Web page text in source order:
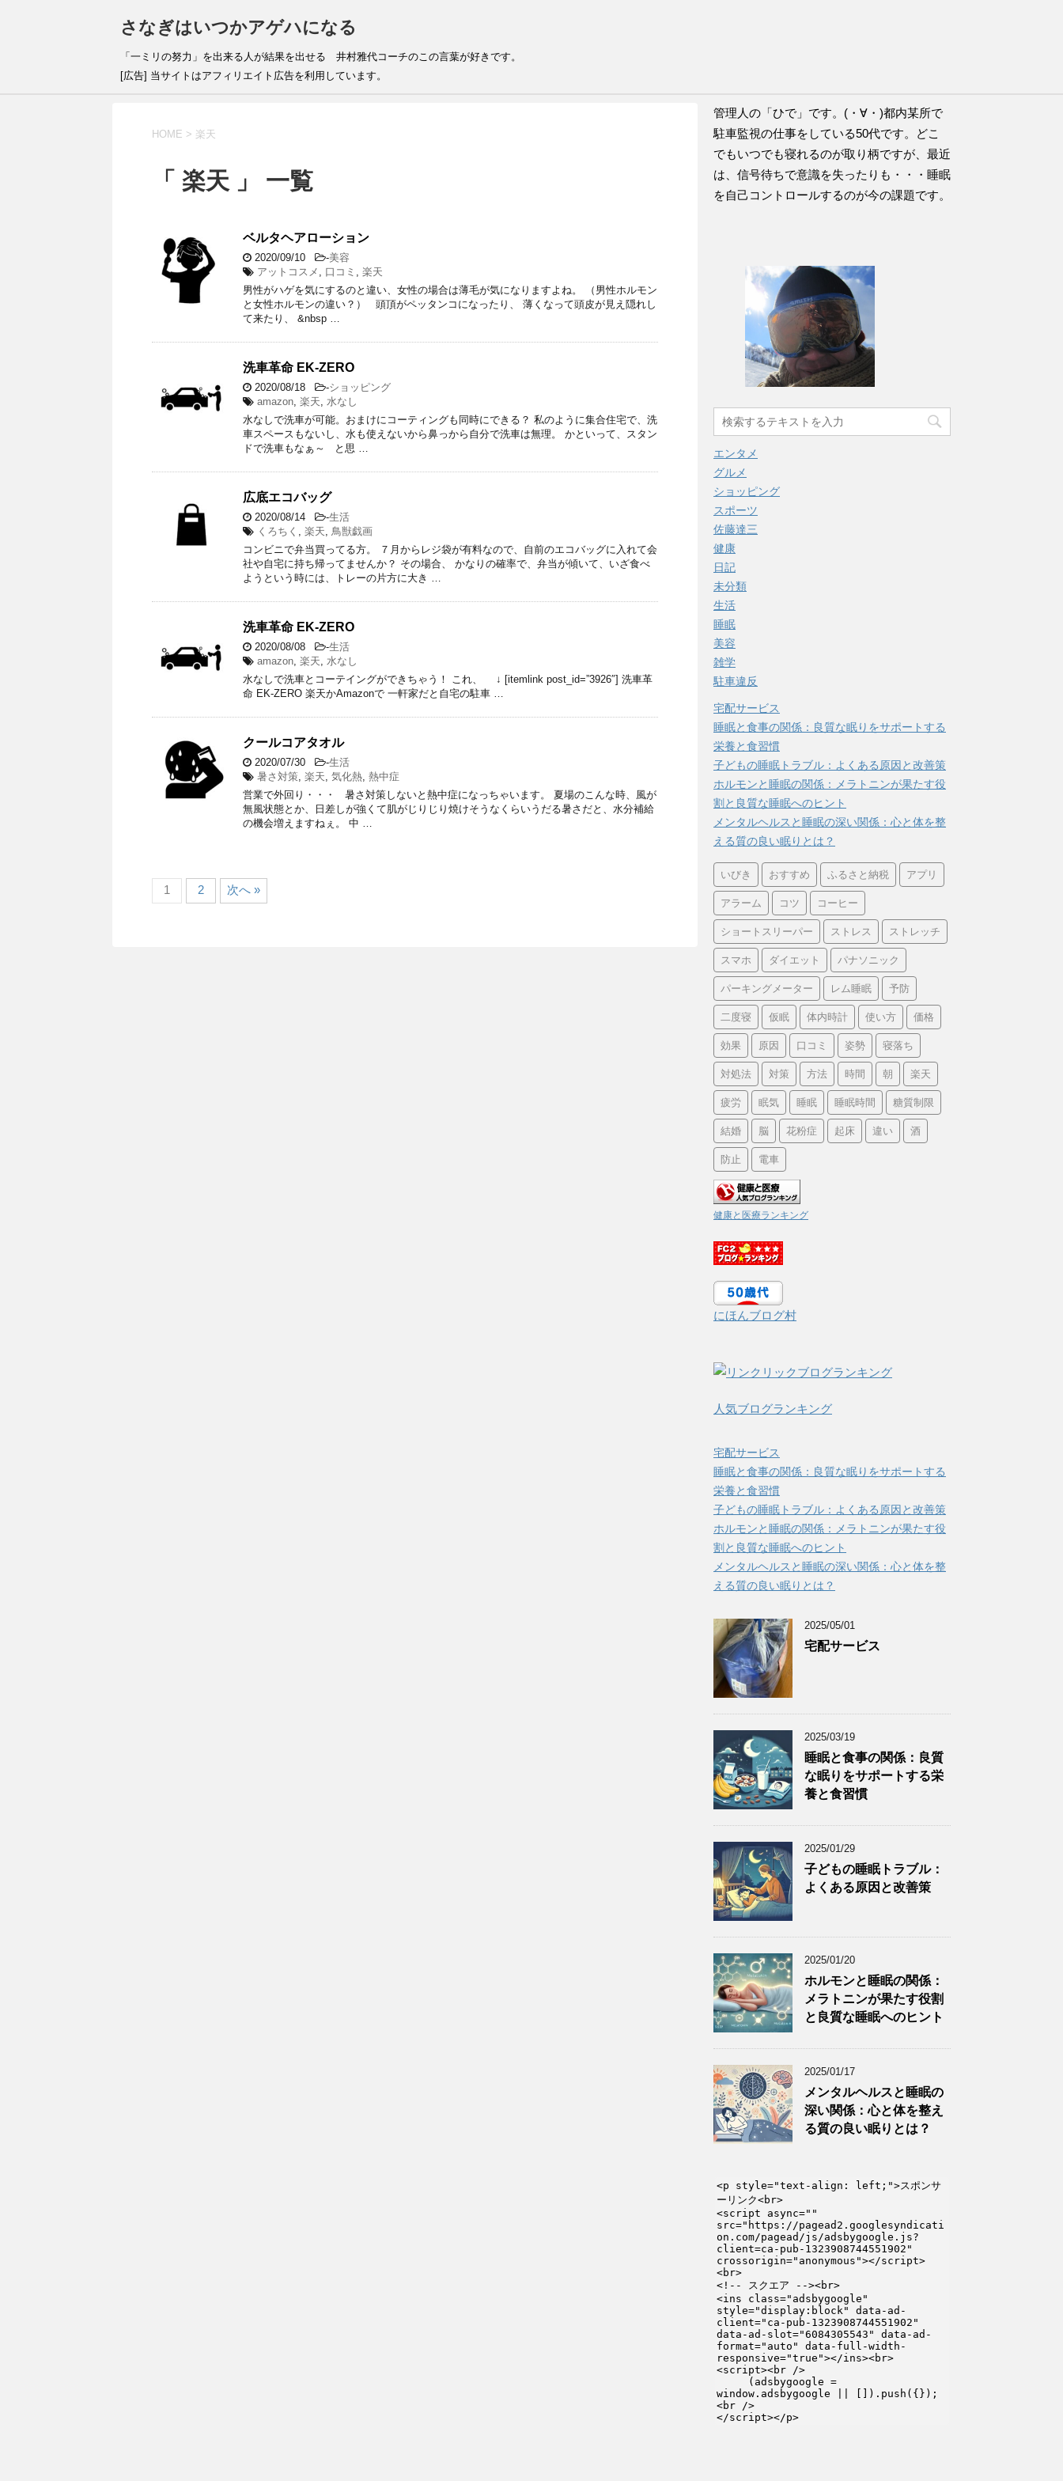
さなぎはいつかアゲハになる
「一ミリの努力」を出来る人が結果を出せる 井村雅代コーチのこの言葉が好きです。
[広告] 当サイトはアフィリエイト広告を利用しています。
HOME > 楽天
「 楽天 」 一覧
ベルタヘアローション
2020/09/10 -美容
アットコスメ , 口コミ , 楽天
男性がハゲを気にするのと違い、女性の場合は薄毛が気になりますよね。 （男性ホルモン
と女性ホルモンの違い？） 頭頂がペッタンコになったり、 薄くなって頭皮が見え隠れし
て来たり、 &nbsp …
洗車革命 EK-ZERO
2020/08/18 -ショッピング
amazon, 楽天, 水なし
水なしで洗車が可能。おまけにコーティングも同時にできる？ 私のように集合住宅で、洗
車スペースもないし、水も使えないから鼻っから自分で洗車は無理。 かといって、スタン
ドで洗車もなぁ～ と思 …
広底エコバッグ
2020/08/14 -生活
くろちく , 楽天, 鳥獣戯画
コンビニで弁当買ってる方。 ７月からレジ袋が有料なので、自前のエコバッグに入れて会
社や自宅に持ち帰ってませんか？ その場合、 かなりの確率で、弁当が傾いて、いざ食べ
ようという時には、トレーの片方に大き …
洗車革命 EK-ZERO
2020/08/08 -生活
amazon, 楽天, 水なし
水なしで洗車とコーテイングができちゃう！ これ、 ↓ [itemlink post_id=”3926″] 洗車革
命 EK-ZERO 楽天かAmazonで 一軒家だと自宅の駐車 …
クールコアタオル
2020/07/30 -生活
暑さ対策, 楽天, 気化熱, 熱中症
営業で外回り・・・ 暑さ対策しないと熱中症になっちゃいます。 夏場のこんな時、風が
無風状態とか、日差しが強くて肌がじりじり焼けそうなくらいうだる暑さだと、水分補給
の機会増えますねぇ。 中 …
1 2 次へ »
管理人の「ひで」です。(・∀・)都内某所で
駐車監視の仕事をしている50代です。どこ
でもいつでも寝れるのが取り柄ですが、最近
は、信号待ちで意識を失ったりも・・・睡眠
を自己コントロールするのが今の課題です。
エンタメ
グルメ
ショッピング
スポーツ
佐藤達三
健康
日記
未分類
生活
睡眠
美容
雑学
駐車違反
宅配サービス
睡眠と食事の関係：良質な眠りをサポートする
栄養と食習慣
子どもの睡眠トラブル：よくある原因と改善策
ホルモンと睡眠の関係：メラトニンが果たす役
割と良質な睡眠へのヒント
メンタルヘルスと睡眠の深い関係：心と体を整
える質の良い眠りとは？
いびき おすすめ ふるさと納税 アプリ
アラーム コツ コーヒー
ショートスリーパー ストレス ストレッチ
スマホ ダイエット パナソニック
パーキングメーター レム睡眠 予防
二度寝 仮眠 体内時計 使い方 価格
効果 原因 口コミ 姿勢 寝落ち
対処法 対策 方法 時間 朝 楽天
疲労 眠気 睡眠 睡眠時間 糖質制限
結婚 脳 花粉症 起床 違い 酒
防止 電車
健康と医療ランキング
にほんブログ村
人気ブログランキング
宅配サービス
睡眠と食事の関係：良質な眠りをサポートする
栄養と食習慣
子どもの睡眠トラブル：よくある原因と改善策
ホルモンと睡眠の関係：メラトニンが果たす役
割と良質な睡眠へのヒント
メンタルヘルスと睡眠の深い関係：心と体を整
える質の良い眠りとは？
2025/05/01
宅配サービス
2025/03/19
睡眠と食事の関係：良質
な眠りをサポートする栄
養と食習慣
2025/01/29
子どもの睡眠トラブル：
よくある原因と改善策
2025/01/20
ホルモンと睡眠の関係：
メラトニンが果たす役割
と良質な睡眠へのヒント
2025/01/17
メンタルヘルスと睡眠の
深い関係：心と体を整え
る質の良い眠りとは？
<p style="text-align: left;">スポンサ
ーリンク<br>
<script async=""
src="https://pagead2.googlesyndicati
on.com/pagead/js/adsbygoogle.js?
client=ca-pub-1323908744551902"
crossorigin="anonymous"></script>
<br>
<!-- スクエア --><br>
<ins class="adsbygoogle"
style="display:block" data-ad-
client="ca-pub-1323908744551902"
data-ad-slot="6084305543" data-ad-
format="auto" data-full-width-
responsive="true"></ins><br>
<script><br />
window.adsbygoogle || []).push({});
<br />
</script></p>